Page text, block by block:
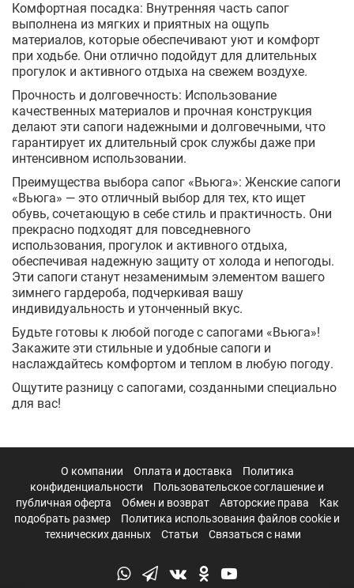
Комфортная посадка: Внутренняя часть сапог
выполнена из мягких и приятных на ощупь
материалов, которые обеспечивают уют и комфорт
при ходьбе. Они отлично подойдут для длительных
прогулок и активного отдыха на свежем воздухе.
Прочность и долговечность: Использование
качественных материалов и прочная конструкция
делают эти сапоги надежными и долговечными, что
гарантирует их длительный срок службы даже при
интенсивном использовании.
Преимущества выбора сапог «Вьюга»: Женские сапоги
«Вьюга» — это отличный выбор для тех, кто ищет
обувь, сочетающую в себе стиль и практичность. Они
прекрасно подходят для повседневного
использования, прогулок и активного отдыха,
обеспечивая надежную защиту от холода и непогоды.
Эти сапоги станут незаменимым элементом вашего
зимнего гардероба, подчеркивая вашу
индивидуальность и утонченный вкус.
Будьте готовы к любой погоде с сапогами «Вьюга»!
Закажите эти стильные и удобные сапоги и
наслаждайтесь комфортом и теплом в любую погоду.
Ощутите разницу с сапогами, созданными специально
для вас!
О компании Оплата и доставка
Политика
конфиденциальности
Пользовательское соглашение и
публичная оферта
Обмен и возврат Авторские права
Как
подобрать размер
Политика использования файлов cookie и
технических данных
Статьи Связаться с нами